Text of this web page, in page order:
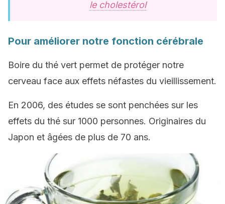
le cholestérol
Pour améliorer notre fonction cérébrale
Boire du thé vert permet de protéger notre
cerveau face aux effets néfastes du vieillissement.
En 2006, des études se sont penchées sur les
effets du thé sur 1000 personnes. Originaires du
Japon et âgées de plus de 70 ans.